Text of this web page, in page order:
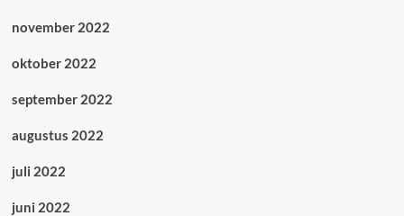
november 2022
oktober 2022
september 2022
augustus 2022
juli 2022
juni 2022